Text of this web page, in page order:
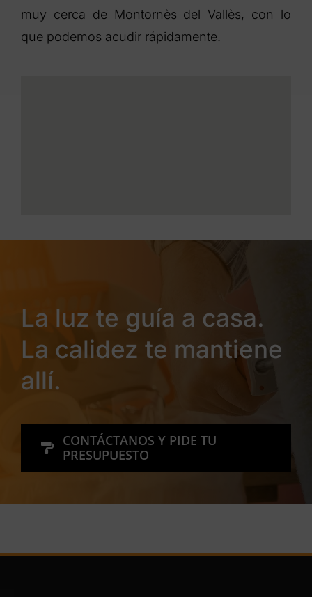
muy cerca de Montornès del Vallès, con lo
que podemos acudir rápidamente.
La luz te guía a casa.
La calidez te mantiene
allí.
CONTÁCTANOS Y PIDE TU
PRESUPUESTO